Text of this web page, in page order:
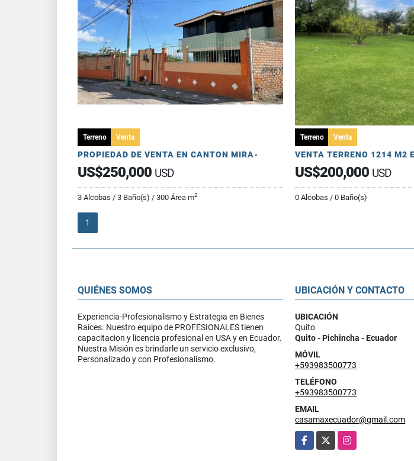
Terreno Venta
PROPIEDAD DE VENTA EN CANTON MIRA-
US$250,000 USD
3 Alcobas / 3 Baño(s) / 300 Área m2
Terreno Venta
US$200,000 USD
0 Alcobas / 0 Baño(s)
1
QUIÉNES SOMOS
Experiencia-Profesionalismo y Estrategia en Bienes
Raíces. Nuestro equipo de PROFESIONALES tienen
capacitacion y licencia profesional en USA y en Ecuador.
Nuestra Misión es brindarle un servicio exclusivo,
Personalizado y con Profesionalismo.
UBICACIÓN Y CONTACTO
UBICACIÓN
Quito
Quito - Pichincha - Ecuador
MÓVIL
+593983500773
TELÉFONO
+593983500773
EMAIL
casamaxecuador@gmail.com
Facebook
X Instagram